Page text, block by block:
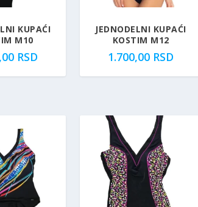
KUPAĆI
M10
RSD
JEDNODELNI KUPAĆI
KOSTIM M12
1.700,00 RSD